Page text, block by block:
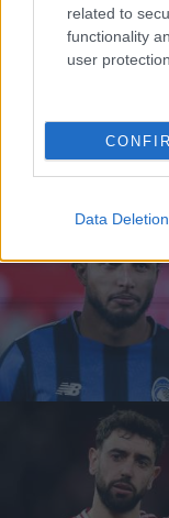
related to
functionality
user protection.
Data Deletion